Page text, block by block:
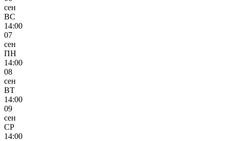
сен
ВС
14:00
07
сен
ПН
14:00
08
сен
ВТ
14:00
09
сен
СР
14:00